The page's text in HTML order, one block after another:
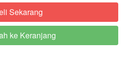
Sekarang
ke Keranjang